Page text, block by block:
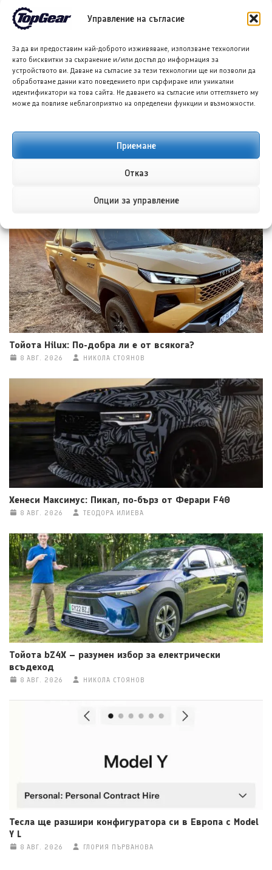
Управление на съгласие
За да ви предоставим най-доброто изживяване, използваме технологии
като бисквитки за съхранение и/или достъп до информация за
устройството ви. Даване на съгласие за тези технологии ще ни позволи да
обработваме данни като поведението при сърфиране или уникални
идентификатори на това сайта. Не даването на съгласие или оттеглянето му
може да повлияе неблагоприятно на определени функции и възможности.
Приемане
Отказ
Опции за управление
Форд планира достъпен кросоувър и четириврат
ГЛОРИЯ ПЪРВАНОВА
Тойота Hilux: По-добра ли е от всякога?
8 АВГ. 2026 НИКОЛА СТОЯНОВ
Хенеси Максимус: Пикап, по-бърз от Ферари F40
8 АВГ. 2026 ТЕОДОРА ИЛИЕВА
Тойота bZ4X – разумен избор за електрически
всъдеход
8 АВГ. 2026 НИКОЛА СТОЯНОВ
Тесла ще разшири конфигуратора си в Европа с Model
Y L
8 АВГ. 2026 ГЛОРИЯ ПЪРВАНОВА